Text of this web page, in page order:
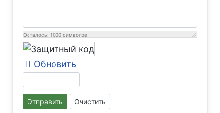
Осталось: 1000 символов
Обновить
Отправить Очистить